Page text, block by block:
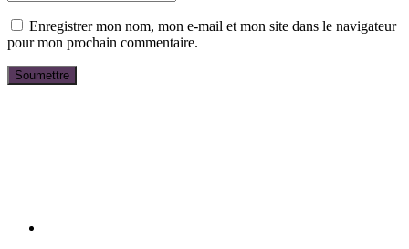
Enregistrer mon nom, mon e-mail et mon site dans le navigateur
pour mon prochain commentaire.